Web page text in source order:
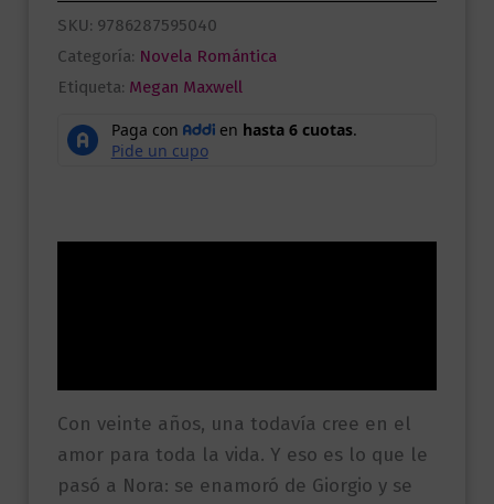
SKU: 9786287595040
Categoría: Novela Romántica
Etiqueta: Megan Maxwell
Con veinte años, una todavía cree en el
amor para toda la vida. Y eso es lo que le
pasó a Nora: se enamoró de Giorgio y se